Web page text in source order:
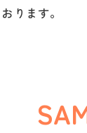
ります。